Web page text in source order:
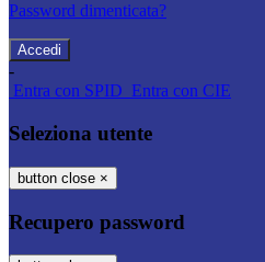
Password dimenticata?
-
Entra con SPID Entra con CIE
Seleziona utente
button close ×
Recupero password